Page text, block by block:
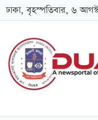
ঢাকা, বৃহস্পতিবার, ৬